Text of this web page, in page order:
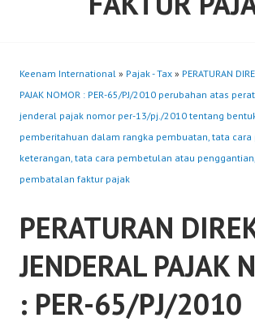
Keenam International » Pajak - Tax » PERATURAN
PAJAK NOMOR : PER-65/PJ/2010 perubahan atas
jenderal pajak nomor per-13/pj./2010 tentang
pemberitahuan dalam rangka pembuatan, tata cara
keterangan, tata cara pembetulan atau
pembatalan faktur pajak
PERATURAN
JENDERAL PAJAK
: PER-65/PJ/2010